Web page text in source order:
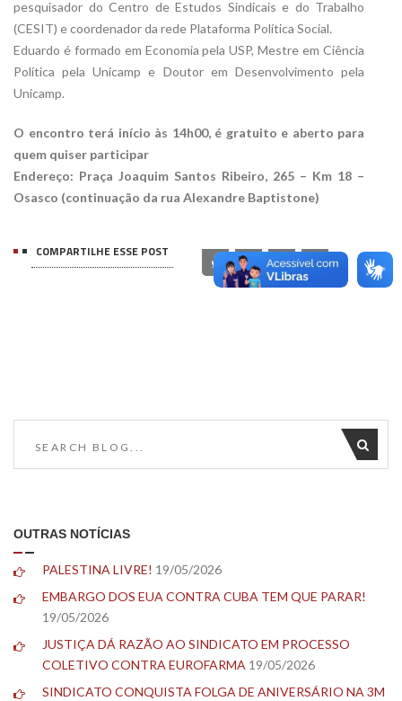
pesquisador do Centro de Estudos Sindicais e do Trabalho
(CESIT) e coordenador da rede Plataforma Política Social.
Eduardo é formado em Economia pela USP, Mestre em Ciência
Política pela Unicamp e Doutor em Desenvolvimento pela
Unicamp.
O encontro terá início às 14h00, é gratuito e aberto para
quem quiser participar
Endereço: Praça Joaquim Santos Ribeiro, 265 – Km 18 –
Osasco (continuação da rua Alexandre Baptistone)
COMPARTILHE ESSE POST
OUTRAS NOTÍCIAS
PALESTINA LIVRE! 19/05/2026
EMBARGO DOS EUA CONTRA CUBA TEM QUE PARAR!
19/05/2026
JUSTIÇA DÁ RAZÃO AO SINDICATO EM PROCESSO
COLETIVO CONTRA EUROFARMA 19/05/2026
SINDICATO CONQUISTA FOLGA DE ANIVERSÁRIO NA 3M